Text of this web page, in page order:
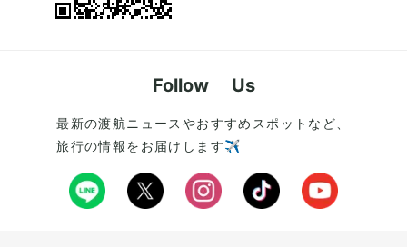
Follow Us
最新の渡航ニュースやおすすめスポットなど、
旅行の情報をお届けします✈️